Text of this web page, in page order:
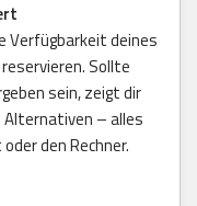
Verfügbarkeit deines
Sollte
sein, zeigt dir
– alles
den Rechner.